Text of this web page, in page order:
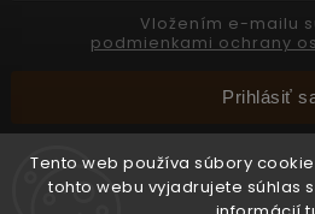
Tento web používa súbory
tohto webu vyjadrujete súhlas
podmienkami ochrany
Prihlásiť
Copyright 2026INTERMEDIC SK.